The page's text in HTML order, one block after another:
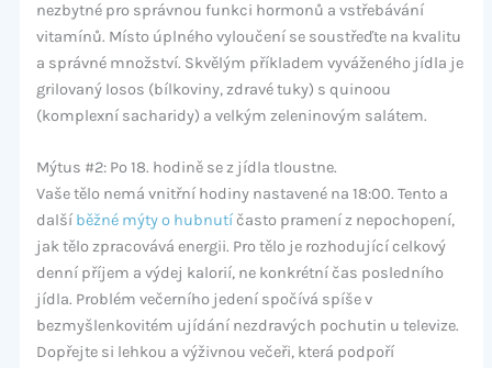
nezbytné pro správnou funkci hormonů a vstřebávání
vitamínů. Místo úplného vyloučení se soustřeďte na kvalitu
a správné množství. Skvělým příkladem vyváženého jídla je
grilovaný losos (bílkoviny, zdravé tuky) s quinoou
(komplexní sacharidy) a velkým zeleninovým salátem.
Mýtus #2: Po 18. hodině se z jídla tloustne.
Vaše tělo nemá vnitřní hodiny nastavené na 18:00. Tento a
další běžné mýty o hubnutíčasto pramení z nepochopení,
jak tělo zpracovává energii. Pro tělo je rozhodující celkový
denní příjem a výdej kalorií, ne konkrétní čas posledního
jídla. Problém večerního jedení spočívá spíše v
bezmyšlenkovitém ujídání nezdravých pochutin u televize.
Dopřejte si lehkou a výživnou večeři, která podpoří